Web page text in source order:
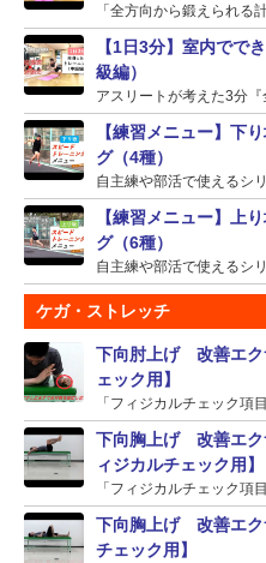
「全方向から鍛えられる
【1日3分】室内でで
級編）
アスリートが考えた3分『
【練習メニュー】下
グ（4種）
自主練や部活で使えるシ
【練習メニュー】上
グ（6種）
自主練や部活で使えるシ
ケガ・ストレッチ
下向肘上げ 改善エク
ェック用】
「フィジカルチェック項
下向胸上げ 改善エ
ィジカルチェック用】
「フィジカルチェック項
下向胸上げ 改善エ
チェック用】